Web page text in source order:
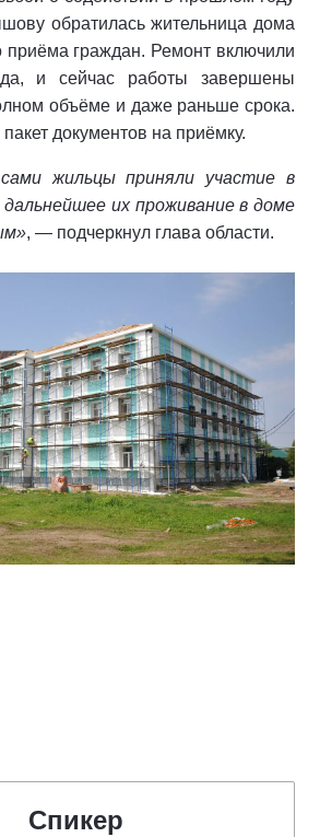
обратилась жительница дома
приёма граждан. Ремонт включили
и сейчас работы завершены
объёме и даже раньше срока.
документов на приёмку.
жильцы приняли участие в
их проживание в доме
, — подчеркнул глава области.
Спикер